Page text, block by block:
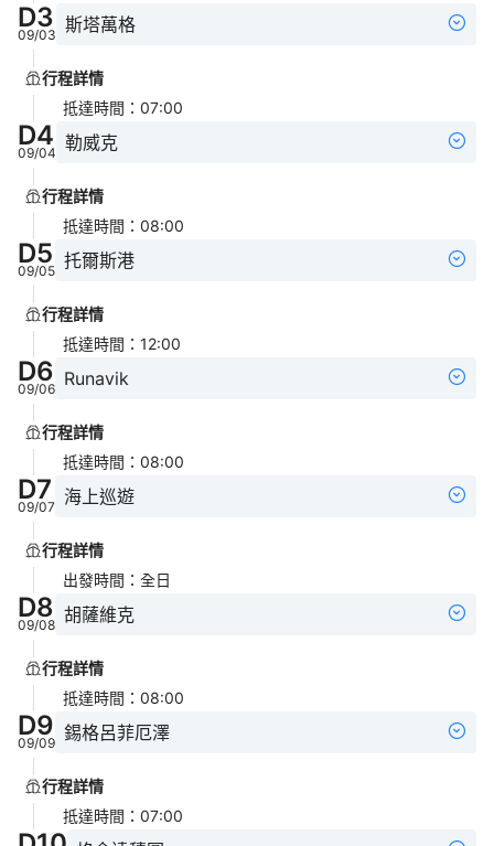
D3
09/03 斯塔萬格
行程詳情
抵達時間 ： 07:00
D4
09/04 勒威克
行程詳情
抵達時間 ： 08:00
D5
09/05 托爾斯港
行程詳情
抵達時間 ： 12:00
D6
09/06 Runavik
行程詳情
抵達時間 ： 08:00
D7
09/07 海上巡遊
行程詳情
出發時間 ： 全日
D8
09/08 胡薩維克
行程詳情
抵達時間 ： 08:00
D9
09/09 錫格呂菲厄澤
行程詳情
抵達時間 ： 07:00